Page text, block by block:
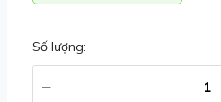
Số lượng: